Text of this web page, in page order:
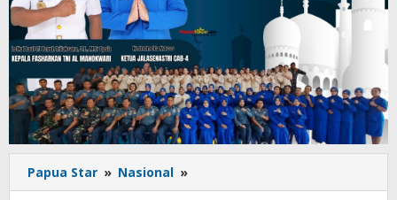
Papua Star » Nasional »
Intensifkan